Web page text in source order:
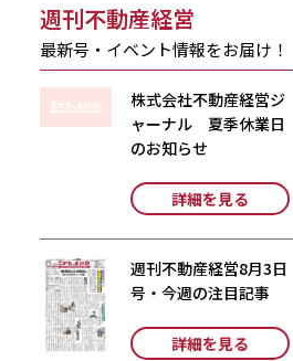
週刊不動産経営
最新号・イベント情報をお届け！
株式会社不動産経営ジ
ャーナル 夏季休業日
のお知らせ
詳細を見る
週刊不動産経営8月3日
号・今週の注目記事
詳細を見る